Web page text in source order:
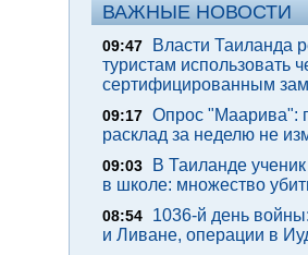
ВАЖНЫЕ НОВОСТИ
09:47
Власти Таиланда
туристам использовать
сертифицированным
09:17 Опрос "Mаарива":
расклад за неделю не
09:03
В Таиланде
в школе: множество
08:54
1036-й день
и Ливане, операции в